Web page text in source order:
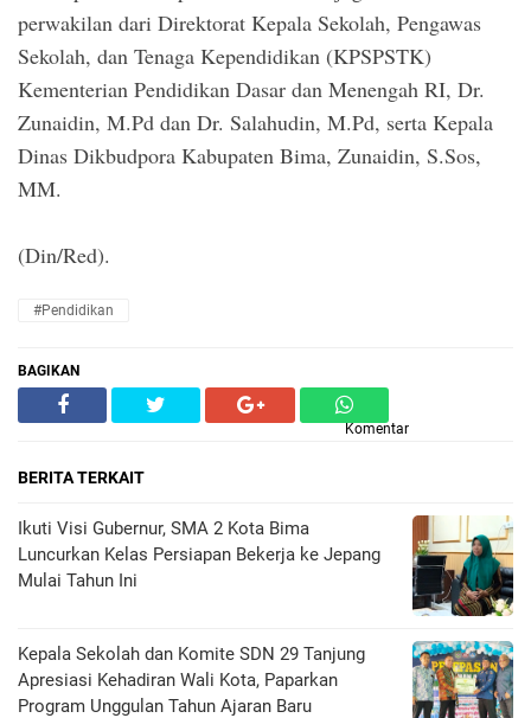
perwakilan dari Direktorat Kepala Sekolah, Pengawas
Sekolah, dan Tenaga Kependidikan (KPSPSTK)
Kementerian Pendidikan Dasar dan Menengah RI, Dr.
Zunaidin, M.Pd dan Dr. Salahudin, M.Pd, serta Kepala
Dinas Dikbudpora Kabupaten Bima, Zunaidin, S.Sos,
MM.
(Din/Red).
#Pendidikan
BAGIKAN
Komentar
BERITA TERKAIT
Ikuti Visi Gubernur, SMA 2 Kota Bima
Luncurkan Kelas Persiapan Bekerja ke Jepang
Mulai Tahun Ini
Kepala Sekolah dan Komite SDN 29 Tanjung
Apresiasi Kehadiran Wali Kota, Paparkan
Program Unggulan Tahun Ajaran Baru